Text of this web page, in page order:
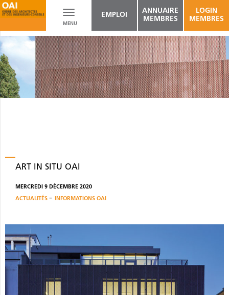
Toggle
navigation
MENU
EMPLOI
ANNUAIRE
MEMBRES
LOGIN
MEMBRES
ART IN SITU OAI
MERCREDI 9 DÉCEMBRE 2020
ACTUALITÉS - INFORMATIONS OAI